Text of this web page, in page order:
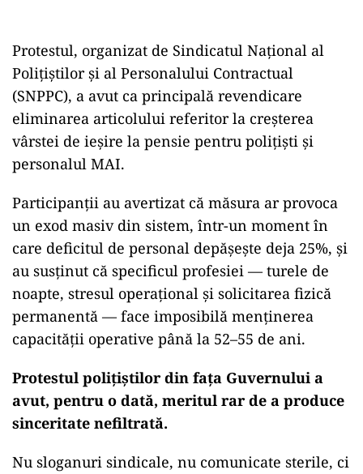
Protestul, organizat de Sindicatul Național al
Polițiștilor și al Personalului Contractual
(SNPPC), a avut ca principală revendicare
eliminarea articolului referitor la creșterea
vârstei de ieșire la pensie pentru polițiști și
personalul MAI.
Participanții au avertizat că măsura ar provoca
un exod masiv din sistem, într-un moment în
care deficitul de personal depășește deja 25%, și
au susținut că specificul profesiei — turele de
noapte, stresul operațional și solicitarea fizică
permanentă — face imposibilă menținerea
capacității operative până la 52–55 de ani.
Protestul polițiștilor din fața Guvernului a
avut, pentru o dată, meritul rar de a produce
sinceritate nefiltrată.
Nu sloganuri sindicale, nu comunicate sterile, ci